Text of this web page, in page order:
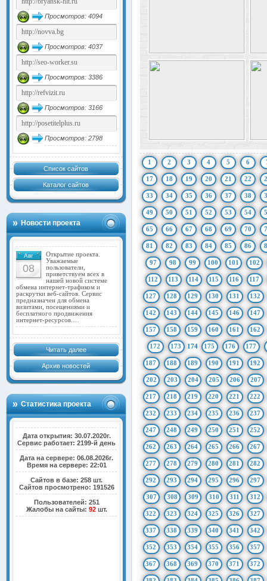
Просмотров: 4094
Просмотров: 4037
Просмотров: 3386
Просмотров: 3166
Просмотров: 2798
Список сайтов
Каталог сайтов
Новости проекта
Авг
08
Открытие проекта.
Уважаемые
пользователи,
приветствуем всех в
нашей новой системе
обмена интернет-трафиком и
раскрутки веб-сайтов. Сервис
предназначен для обмена
визитами, посещениями и
бесплатного продвижения
интернет-ресурсов.…
Читать далее
Архив новостей
Статистика проекта
Дата открытия: 30.07.2020г.
Сервис работает: 2199-й день
Дата на сервере: 06.08.2026г.
Время на сервере: 22:01
Сайтов в базе: 258 шт.
Сайтов просмотрено: 191526
Пользователей: 251
Жалобы на сайты: 92шт.
1 2 3 4 5 6
17 18 19 20 21 22
33 34 35 36 37 38
49 50 51 52 53 54
65 66 67 68 69 70
81 82 83 84 85 86
97 98 99 100 101 102
112 113 114 115 116 117
127 128 129 130 131 132
142 143 144 145 146 147
157 158 159 160 161 162
172 173 174 175 176 177
187 188 189 190 191 192
202 203 204 205 206 207
217 218 219 220 221 222
232 233 234 235 236 237
247 248 249 250 251 252
262 263 264 265 266 267
277 278 279 280 281 282
292 293 294 295 296 297
307 308 309 310 311 312
322 323 324 325 326 327
337 338 339 340 341 342
352 353 354 355 356 357
367 368 369 370 371 372